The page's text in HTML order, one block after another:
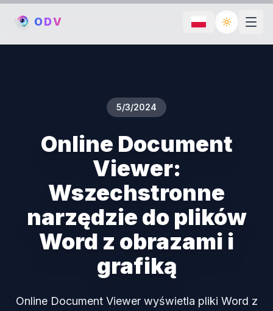
ODV Toggle
5/3/2024
Online Document
Viewer:
Wszechstronne
narzędzie do plików
Word z obrazami i
grafiką
Online Document Viewer wyświetla pliki Word z